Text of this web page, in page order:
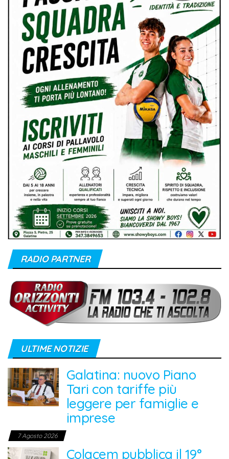
RADIO PARTNER
ULTIME NOTIZIE
Galatina: nuovo Piano
Tari con tariffe più
leggere per famiglie e
imprese
7 Agosto 2026
Colacem pubblica il 19°